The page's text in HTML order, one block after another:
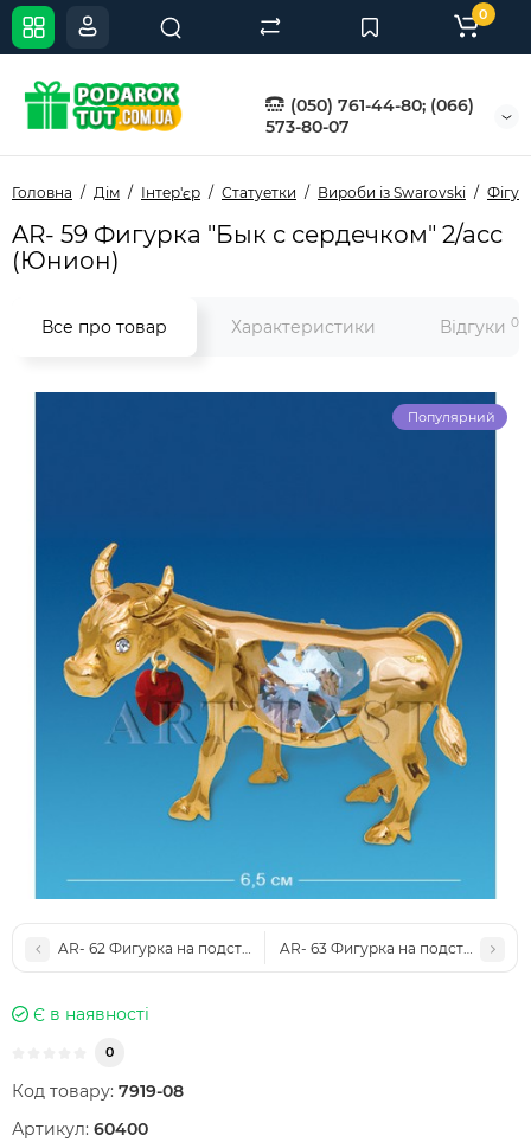
(050) 761-44-80; (066)
573-80-07
0
Головна Дім Інтер'єр Статуетки Вироби із Swarovski
AR- 59 Фигурка "Бык с сердечком" 2/асс
(Юнион)
Все про товар Характеристики Відгуки 0
Популярний
AR- 62 Фигурка на подставке "Бык" с цв.кр. 2/асс (Юнион)
AR- 63 Фигурка на подставке
Є в наявності
0
Код товару: 7919-08
Артикул: 60400